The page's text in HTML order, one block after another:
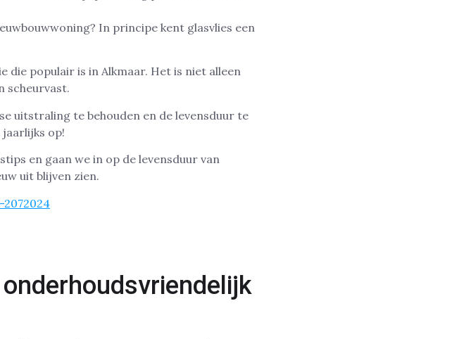
In principe kent glasvlies een
die populair is in Alkmaar. Het is niet alleen
scheurvast.
uitstraling te behouden en de levensduur te
jaarlijks op!
en gaan we in op de levensduur van
uit blijven zien.
2072024